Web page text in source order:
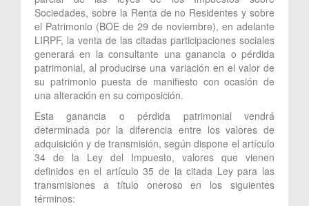
Sociedades, sobre la Renta de no Residentes y sobre
el Patrimonio (BOE de 29 de noviembre), en adelante
LIRPF, la venta de las citadas participaciones sociales
generará en la consultante una ganancia o pérdida
patrimonial, al producirse una variación en el valor de
su patrimonio puesta de manifiesto con ocasión de
una alteración en su composición.
Esta ganancia o pérdida patrimonial vendrá
determinada por la diferencia entre los valores de
adquisición y de transmisión, según dispone el artículo
34 de la Ley del Impuesto, valores que vienen
definidos en el artículo 35 de la citada Ley para las
transmisiones a título oneroso en los siguientes
términos: